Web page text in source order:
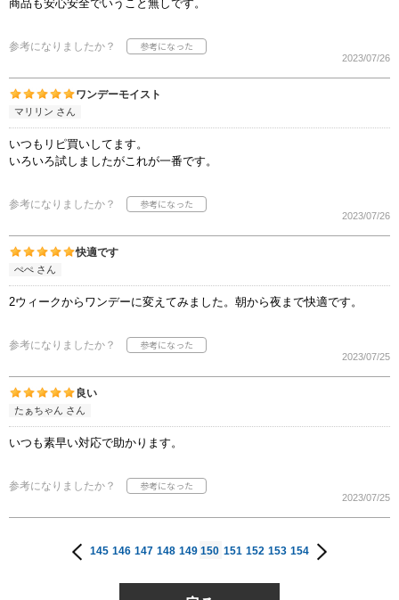
商品も安心安全でいうこと無しです。
参考になりましたか？
2023/07/26
ワンデーモイスト
マリリン さん
いつもリピ買いしてます。
いろいろ試しましたがこれが一番です。
参考になりましたか？
2023/07/26
快適です
ぺぺ さん
2ウィークからワンデーに変えてみました。朝から夜まで快適です。
参考になりましたか？
2023/07/25
良い
たぁちゃん さん
いつも素早い対応で助かります。
参考になりましたか？
2023/07/25
145 146 147 148 149 150 151 152 153 154